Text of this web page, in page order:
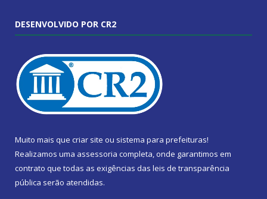
DESENVOLVIDO POR CR2
Muito mais que criar site ou sistema para prefeituras!
Realizamos uma assessoria completa, onde garantimos em
contrato que todas as exigências das leis de transparência
pública serão atendidas.